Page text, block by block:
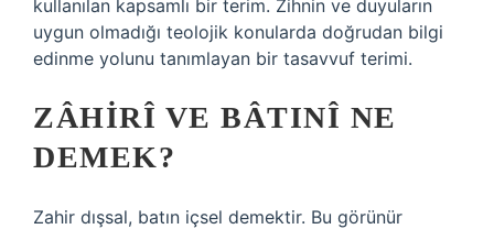
kullanılan kapsamlı bir terim. Zihnin ve duyuların
uygun olmadığı teolojik konularda doğrudan bilgi
edinme yolunu tanımlayan bir tasavvuf terimi.
ZÂHIRÎ VE BÂTINÎ NE
DEMEK?
Zahir dışsal, batın içsel demektir. Bu görünür